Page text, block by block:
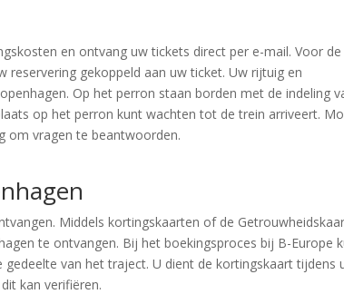
en ontvang uw tickets direct per e-mail. Voor de
reservering gekoppeld aan uw ticket. Uw rijtuig en
Op het perron staan borden met de indeling
op het perron kunt wachten tot de trein arriveert.
om vragen te beantwoorden.
Middels kortingskaarten of de
te ontvangen. Bij het boekingsproces bij B-Europe
van het traject. U dient de kortingskaart tijdens
kan verifiëren.